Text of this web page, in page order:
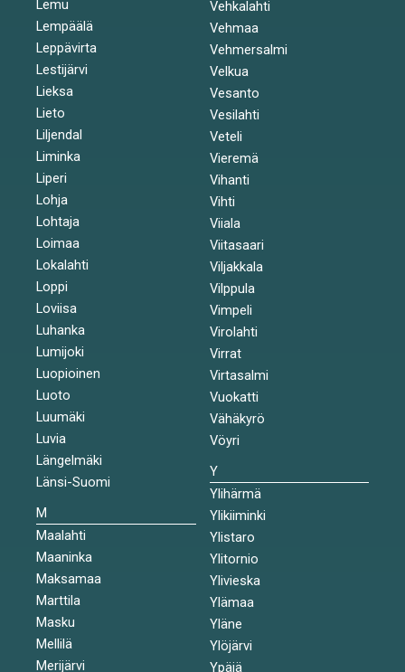
Lemu
Lempäälä
Leppävirta
Lestijärvi
Lieksa
Lieto
Liljendal
Liminka
Liperi
Lohja
Lohtaja
Loimaa
Lokalahti
Loppi
Loviisa
Luhanka
Lumijoki
Luopioinen
Luoto
Luumäki
Luvia
Längelmäki
Länsi-Suomi
M
Maalahti
Maaninka
Maksamaa
Marttila
Masku
Mellilä
Merijärvi
Vehkalahti
Vehmaa
Vehmersalmi
Velkua
Vesanto
Vesilahti
Veteli
Vieremä
Vihanti
Vihti
Viiala
Viitasaari
Viljakkala
Vilppula
Vimpeli
Virolahti
Virrat
Virtasalmi
Vuokatti
Vähäkyrö
Vöyri
Y
Ylihärmä
Ylikiiminki
Ylistaro
Ylitornio
Ylivieska
Ylämaa
Yläne
Ylöjärvi
Ypäjä